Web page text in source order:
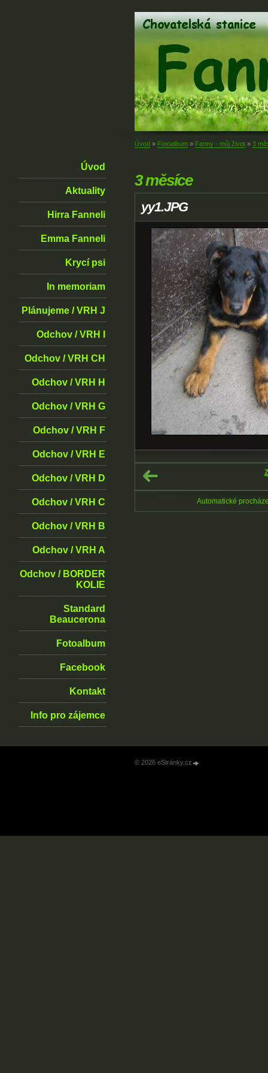
Úvod
Aktuality
Hirra Fanneli
Emma Fanneli
Krycí psi
In memoriam
Plánujeme / VRH J
Odchov / VRH I
Odchov / VRH CH
Odchov / VRH H
Odchov / VRH G
Odchov / VRH F
Odchov / VRH E
Odchov / VRH D
Odchov / VRH C
Odchov / VRH B
Odchov / VRH A
Odchov / BORDER
KOLIE
Standard
Beaucerona
Fotoalbum
Facebook
Kontakt
Info pro zájemce
Úvod » Fotoalbum » Fanny - můj život » 3
3 měsíce
yy1.JPG
Automatické
© 2026 eStránky.cz